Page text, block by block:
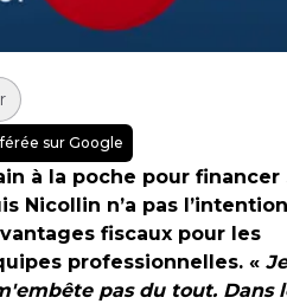
sur Google
à la poche pour financer
Nicollin n’a pas
fiscaux pour les
professionnelles. «
pas du tout. Dans